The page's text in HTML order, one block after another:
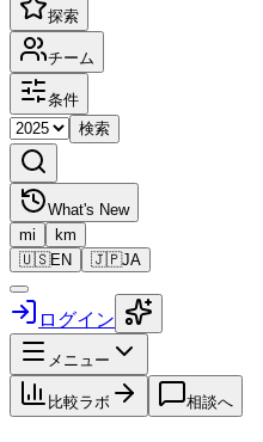
探索
チーム
条件
検索
What's New
mi
km
🇺🇸EN 🇯🇵JA
ログイン
メニュー
比較ラボ 相談へ